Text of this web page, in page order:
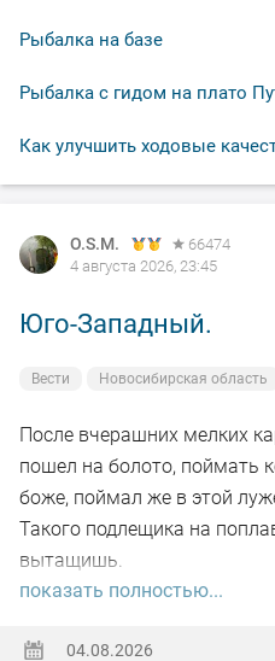
Рыбалка на базе
Рыбалка с гидом на плато
Как улучшить ходовые
O.S.M.
66474
4 августа 2026, 23:45
Юго-Западный.
Вести Новосибирская область
После вчерашних мелких
пошел на болото, поймать
боже, поймал же в этой
Такого подлещика на
вытащишь.
поймал.
показать полностью...
04.08.2026